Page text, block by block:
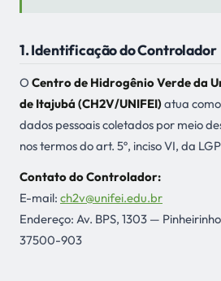
1. Identificação do Controlador
O Centro de Hidrogênio Verde da
de Itajubá (CH2V/UNIFEI)atua
dados pessoais coletados por meio
nos termos do art. 5º, inciso VI, da
Contato do Controlador:
E-mail: ch2v@unifei.edu.br
Endereço: Av. BPS, 1303 —
37500-903